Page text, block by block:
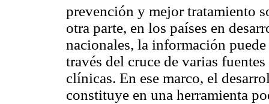
prevención y mejor tratamiento
otra parte, en los países en
nacionales, la información
través del cruce de varias
clínicas. En ese marco, el
constituye en una herramienta